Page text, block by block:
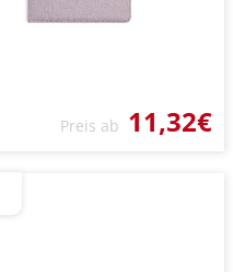
Preis ab 11,32€